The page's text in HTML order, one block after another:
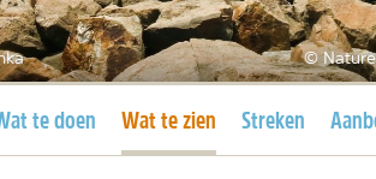
©
te doen Huidige pagina
Wat te zien Streken